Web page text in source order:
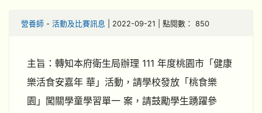
營養師 - 活動及比賽訊息 | 2022-09-21 | 點閱數： 850
主旨：轉知本府衛生局辦理 111 年度桃園市「健康
樂活食安嘉年 華」活動，請學校發放「桃食樂
園」闖關學童學習單一 案，請鼓勵學生踴躍參